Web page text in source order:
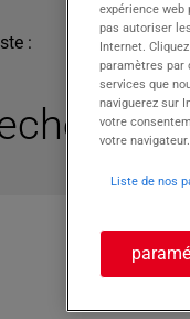
:
expérience web
pas autoriser
Internet.
paramètres par
services que
naviguerez sur
votre
votre navigateur.
Liste de nos